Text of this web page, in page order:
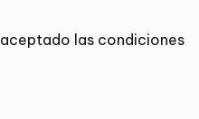
las condiciones